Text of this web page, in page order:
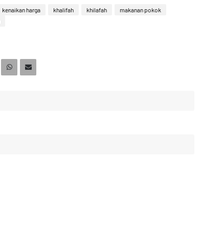
kenaikan harga khalifah khilafah
makanan pokok